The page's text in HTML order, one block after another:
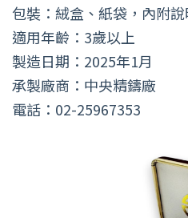
包裝：絨盒、紙袋，內附說
適用年齡：3歲以上
製造日期：2025年1月
承製廠商：中央精鑄廠
電話：02-25967353